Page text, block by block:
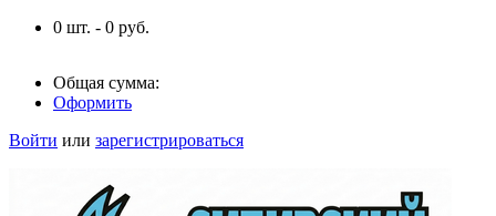
0 шт. - 0 руб.
Общая сумма:
Оформить
Войти или зарегистрироваться